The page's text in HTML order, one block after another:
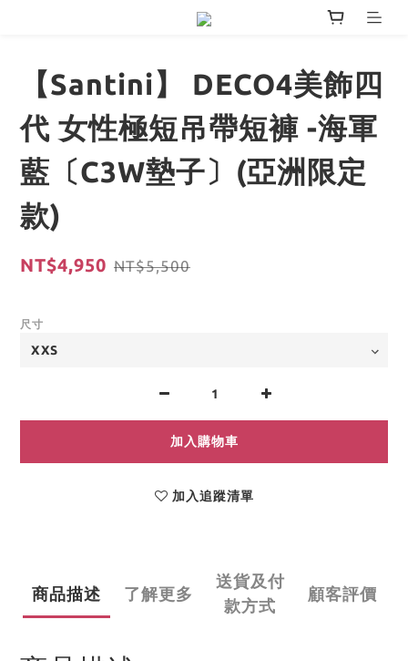
【Santini】 DECO4美飾四
代 女性極短吊帶短褲 -海軍
藍〔C3W墊子〕(亞洲限定
款)
NT$4,950 NT$5,500
尺寸
加入購物車
加入追蹤清單
商品描述 了解更多
送貨及付
款方式
顧客評價